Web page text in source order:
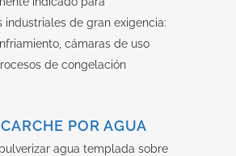
industriales de gran exigencia:
cámaras de uso
de congelación
POR AGUA
agua templada sobre